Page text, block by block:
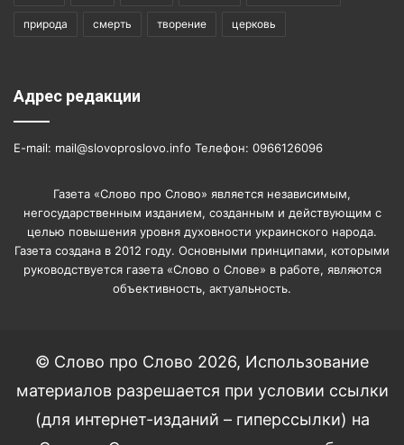
природа смерть творение церковь
Адрес редакции
E-mail: mail@slovoproslovo.info Телефон: 0966126096
Газета «Слово про Слово» является независимым,
негосударственным изданием, созданным и действующим с
целью повышения уровня духовности украинского народа.
Газета создана в 2012 году. Основными принципами, которыми
руководствуется газета «Слово о Слове» в работе, являются
объективность, актуальность.
© Слово про Слово 2026, Использование
материалов разрешается при условии ссылки
(для интернет-изданий – гиперссылки) на